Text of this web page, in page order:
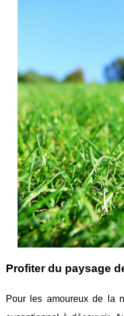
Profiter du paysage
Pour les amoureux de la